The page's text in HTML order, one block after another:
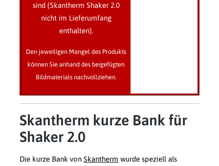
sind (Skantherm Shaker 2.0
nicht im Lieferumfang
enthalten).
Den jeweiligen Mangel des Produkts
können Sie anhand des beigefügten
Bildmaterials nachvollziehen.
Skantherm kurze Bank für
Shaker 2.0
Die kurze Bank von Skantherm wurde speziell als